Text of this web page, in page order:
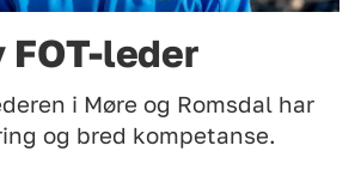
FOT-leder
i Møre og Romsdal har
og bred kompetanse.